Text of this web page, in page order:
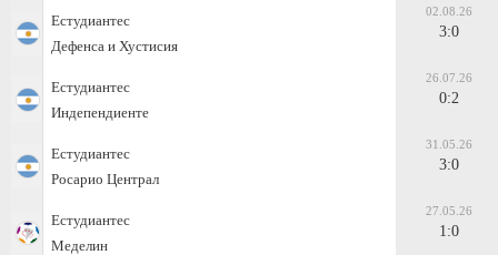
Естудиантес
Дефенса и Хустисия
02.08.26
3:0
Естудиантес
Индепендиенте
26.07.26
0:2
Естудиантес
Росарио Централ
31.05.26
3:0
Естудиантес
Меделин
27.05.26
1:0